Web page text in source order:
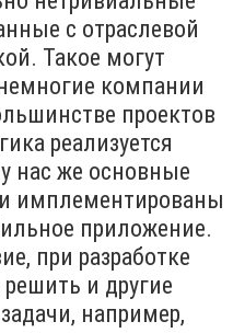
с отраслевой
Такое могут
компании
проектов
реализуется
нас же основные
имплементированы
приложение.
при разработке
и другие
например,